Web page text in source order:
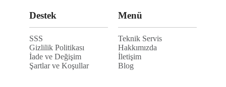
Destek
SSS
Gizlilik Politikası
İade ve Değişim
Şartlar ve Koşullar
Menü
Teknik Servis
Hakkımızda
İletişim
Blog